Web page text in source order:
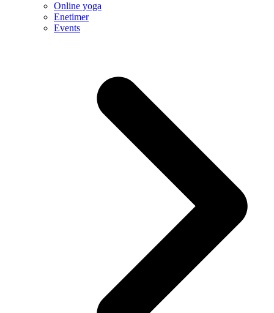
Online yoga
Enetimer
Events